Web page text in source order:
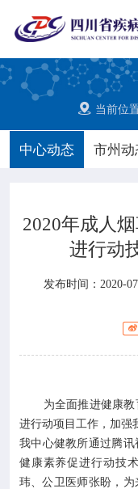
 当前位
中心动态 市州动

网站首页
中心概况
新闻动态
工作重点
科研培训
科普园地
2020年成人
进行动
发布时间：2020-
为全面推进健康教
进行动项目工作，加强
我中心健教所通过腾讯
健康素养促进行动技
玮、公卫医师张盼，